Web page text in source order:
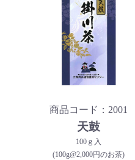
商品コード：2001
天鼓
100ｇ入
(100g@2,000円のお茶)